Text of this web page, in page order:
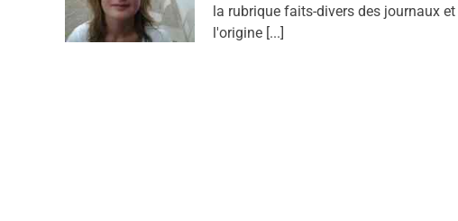
la rubrique faits-divers des journaux
l'origine [...]